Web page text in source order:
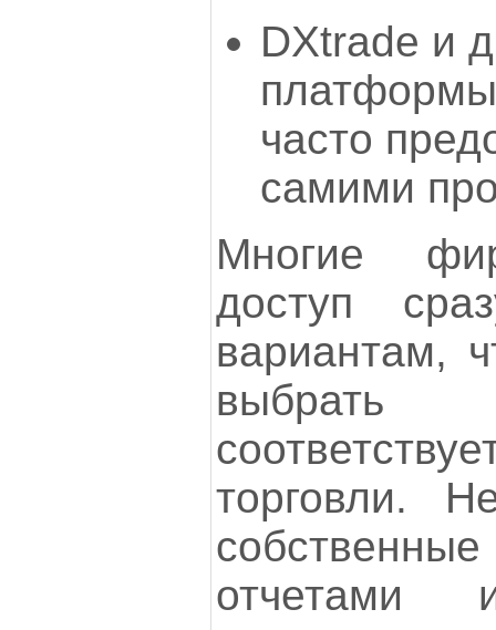
DXtrade и
часто
самими
Многие
доступ
вариантам,
выбрать
торговли.
отчетами